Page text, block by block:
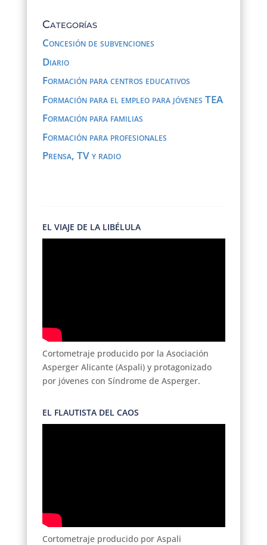
Categorías
Concesión de subvenciones
Diario
Formación para centros educativos
Formación para el empleo para jóvenes TEA
Formación para familias
Formación para profesionales
Prensa, TV y radio
EL VIAJE DE LA LIBÉLULA
Cortometraje producido por la Asociación
Asperger Alicante (Aspali) y protagonizado
por jóvenes con Síndrome de Asperger.
EL FLAUTISTA DEL CAOS
Cortometraje producido por Aspali